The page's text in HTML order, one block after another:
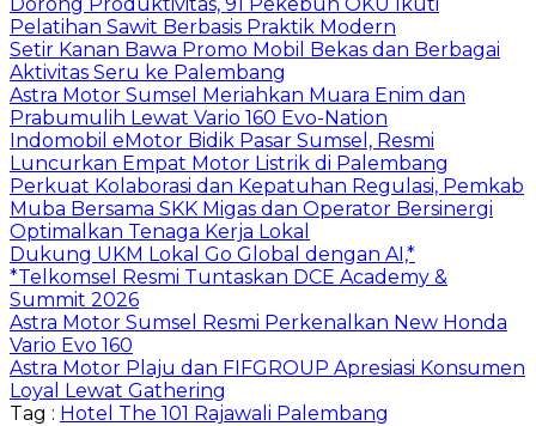
Pelatihan Sawit Berbasis Praktik Modern
Setir Kanan Bawa Promo Mobil Bekas dan Berbagai
Aktivitas Seru ke Palembang
Astra Motor Sumsel Meriahkan Muara Enim dan
Prabumulih Lewat Vario 160 Evo-Nation
Indomobil eMotor Bidik Pasar Sumsel, Resmi
Luncurkan Empat Motor Listrik di Palembang
Perkuat Kolaborasi dan Kepatuhan Regulasi, Pemkab
Muba Bersama SKK Migas dan Operator Bersinergi
Optimalkan Tenaga Kerja Lokal
Dukung UKM Lokal Go Global dengan AI,*
*Telkomsel Resmi Tuntaskan DCE Academy &
Summit 2026
Astra Motor Sumsel Resmi Perkenalkan New Honda
Vario Evo 160
Astra Motor Plaju dan FIFGROUP Apresiasi Konsumen
Loyal Lewat Gathering
Tag : Hotel The 101 Rajawali Palembang